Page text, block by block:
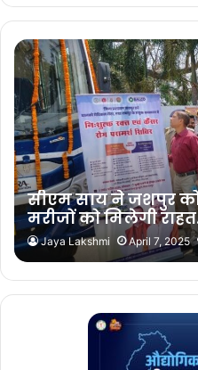
सीएम साय ने जशपुर
मरीजों को मिलेगी
Jaya Lakshmi April 7, 2025